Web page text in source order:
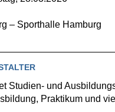
– Sporthalle Hamburg
Studien- und
Praktikum und